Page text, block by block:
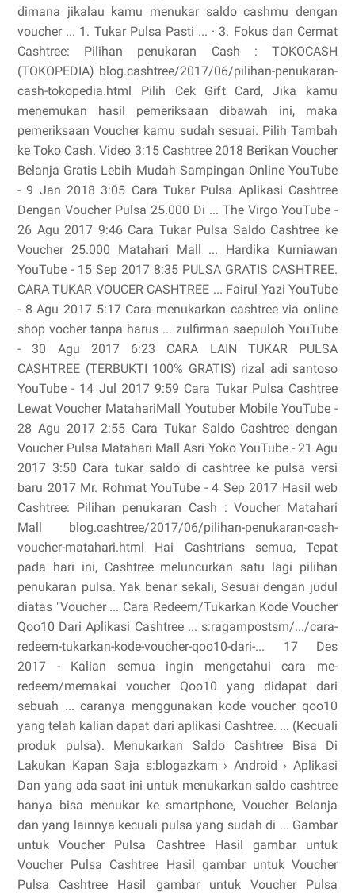
dimana jikalau kamu menukar saldo cashmu dengan
voucher ... ‎1. Tukar Pulsa Pasti ... · ‎3. Fokus dan Cermat
Cashtree: Pilihan penukaran Cash : TOKOCASH
(TOKOPEDIA) blog.cashtree/2017/06/pilihan-penukaran-
cash-tokopedia.html Pilih Cek Gift Card, Jika kamu
menemukan hasil pemeriksaan dibawah ini, maka
pemeriksaan Voucher kamu sudah sesuai. Pilih Tambah
ke Toko Cash. Video 3:15 Cashtree 2018 Berikan Voucher
Belanja Gratis Lebih Mudah Sampingan Online YouTube
- 9 Jan 2018 3:05 Cara Tukar Pulsa Aplikasi Cashtree
Dengan Voucher Pulsa 25.000 Di ... The Virgo YouTube -
26 Agu 2017 9:46 Cara Tukar Pulsa Saldo Cashtree ke
Voucher 25.000 Matahari Mall ... Hardika Kurniawan
YouTube - 15 Sep 2017 8:35 PULSA GRATIS CASHTREE.
CARA TUKAR VOUCER CASHTREE ... Fairul Yazi YouTube
- 8 Agu 2017 5:17 Cara menukarkan cashtree via online
shop vocher tanpa harus ... zulfirman saepuloh YouTube
- 30 Agu 2017 6:23 CARA LAIN TUKAR PULSA
CASHTREE (TERBUKTI 100% GRATIS) rizal adi santoso
YouTube - 14 Jul 2017 9:59 Cara Tukar Pulsa Cashtree
Lewat Voucher MatahariMall Youtuber Mobile YouTube -
28 Agu 2017 2:55 Cara Tukar Saldo Cashtree dengan
Voucher Pulsa Matahari Mall Asri Yoko YouTube - 21 Agu
2017 3:50 Cara tukar saldo di cashtree ke pulsa versi
baru 2017 Mr. Rohmat YouTube - 4 Sep 2017 Hasil web
Cashtree: Pilihan penukaran Cash : Voucher Matahari
Mall blog.cashtree/2017/06/pilihan-penukaran-cash-
voucher-matahari.html Hai Cashtrians semua, Tepat
pada hari ini, Cashtree meluncurkan satu lagi pilihan
penukaran pulsa. Yak benar sekali, Sesuai dengan judul
diatas "Voucher ... Cara Redeem/Tukarkan Kode Voucher
Qoo10 Dari Aplikasi Cashtree ... s:ragampostsm/.../cara-
redeem-tukarkan-kode-voucher-qoo10-dari-... 17 Des
2017 - Kalian semua ingin mengetahui cara me-
redeem/memakai voucher Qoo10 yang didapat dari
sebuah ... caranya menggunakan kode voucher qoo10
yang telah kalian dapat dari aplikasi Cashtree. ... (Kecuali
produk pulsa). Menukarkan Saldo Cashtree Bisa Di
Lakukan Kapan Saja s:blogazkam › Android › Aplikasi
Dan yang ada saat ini untuk menukarkan saldo cashtree
hanya bisa menukar ke smartphone, Voucher Belanja
dan yang lainnya kecuali pulsa yang sudah di ... Gambar
untuk Voucher Pulsa Cashtree Hasil gambar untuk
Voucher Pulsa Cashtree Hasil gambar untuk Voucher
Pulsa Cashtree Hasil gambar untuk Voucher Pulsa